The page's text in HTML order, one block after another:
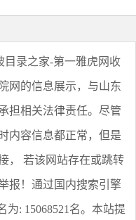
目录之家-第一雅虎网收
网 的信息展示，与山东
担相关法律责任。尽管
时内容信息都正常，但是
， 若该网站存在或跳转
报 ！通过国内搜索引擎
为: 15068521名。本站提